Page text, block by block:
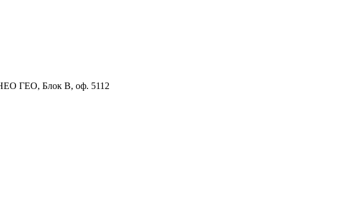
ГЕО, Блок В, оф. 5112